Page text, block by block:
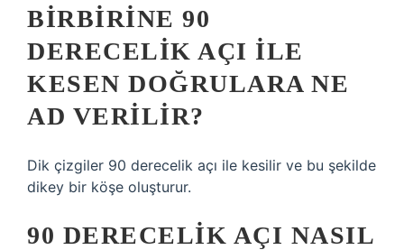
BIRBIRINE 90
DERECELIK AÇI ILE
KESEN DOĞRULARA NE
AD VERILIR?
Dik çizgiler 90 derecelik açı ile kesilir ve bu şekilde
dikey bir köşe oluşturur.
90 DERECELIK AÇI NASIL